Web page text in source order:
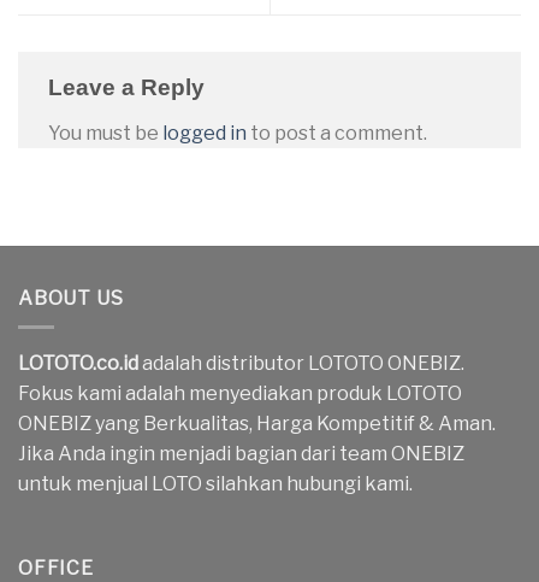
Leave a Reply
You must be logged in to post a comment.
ABOUT US
LOTOTO.co.id adalah distributor LOTOTO ONEBIZ.
Fokus kami adalah menyediakan produk LOTOTO
ONEBIZ yang Berkualitas, Harga Kompetitif & Aman.
Jika Anda ingin menjadi bagian dari team ONEBIZ
untuk menjual LOTO silahkan hubungi kami.
OFFICE